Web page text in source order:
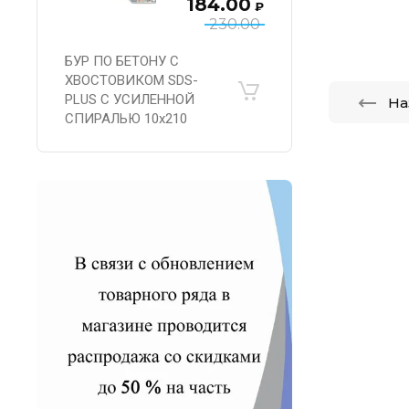
230.00
184.00 ₽
БУР ПО БЕТОНУ С
ХВОСТОВИКОМ SDS-
PLUS С УСИЛЕННОЙ
СПИРАЛЬЮ 10х210